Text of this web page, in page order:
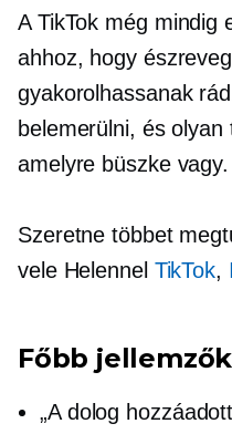
A TikTok még mindig
ahhoz, hogy
gyakorolhassanak
belemerülni, és
amelyre büszke vagy.
Szeretne többet
vele Helennel TikTok,
Főbb
„A dolog